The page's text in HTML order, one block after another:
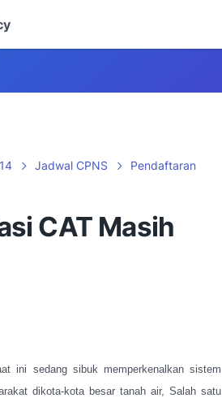
Jadwal CPNS
Pendaftaran
CAT Masih
ini sedang sibuk memperkenalkan sistem
dikota-kota besar tanah air, Salah satu